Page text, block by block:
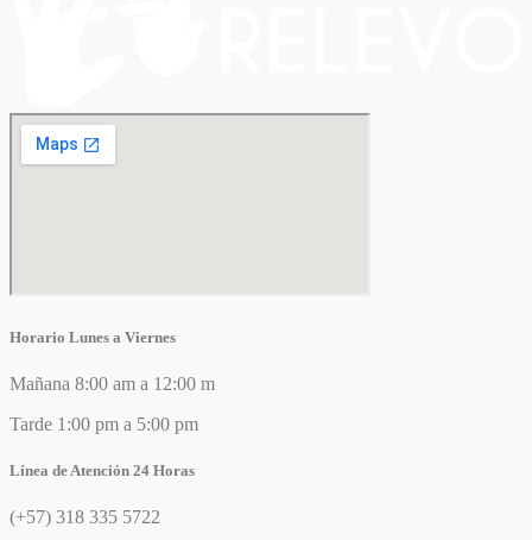
Horario Lunes a Viernes
Mañana 8:00 am a 12:00 m
Tarde 1:00 pm a 5:00 pm
Línea de Atención 24 Horas
(+57) 318 335 5722